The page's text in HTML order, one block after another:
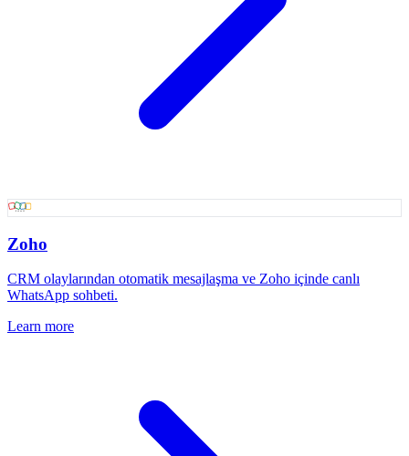
Zoho
CRM olaylarından otomatik mesajlaşma ve Zoho içinde canlı
WhatsApp sohbeti.
Learn more